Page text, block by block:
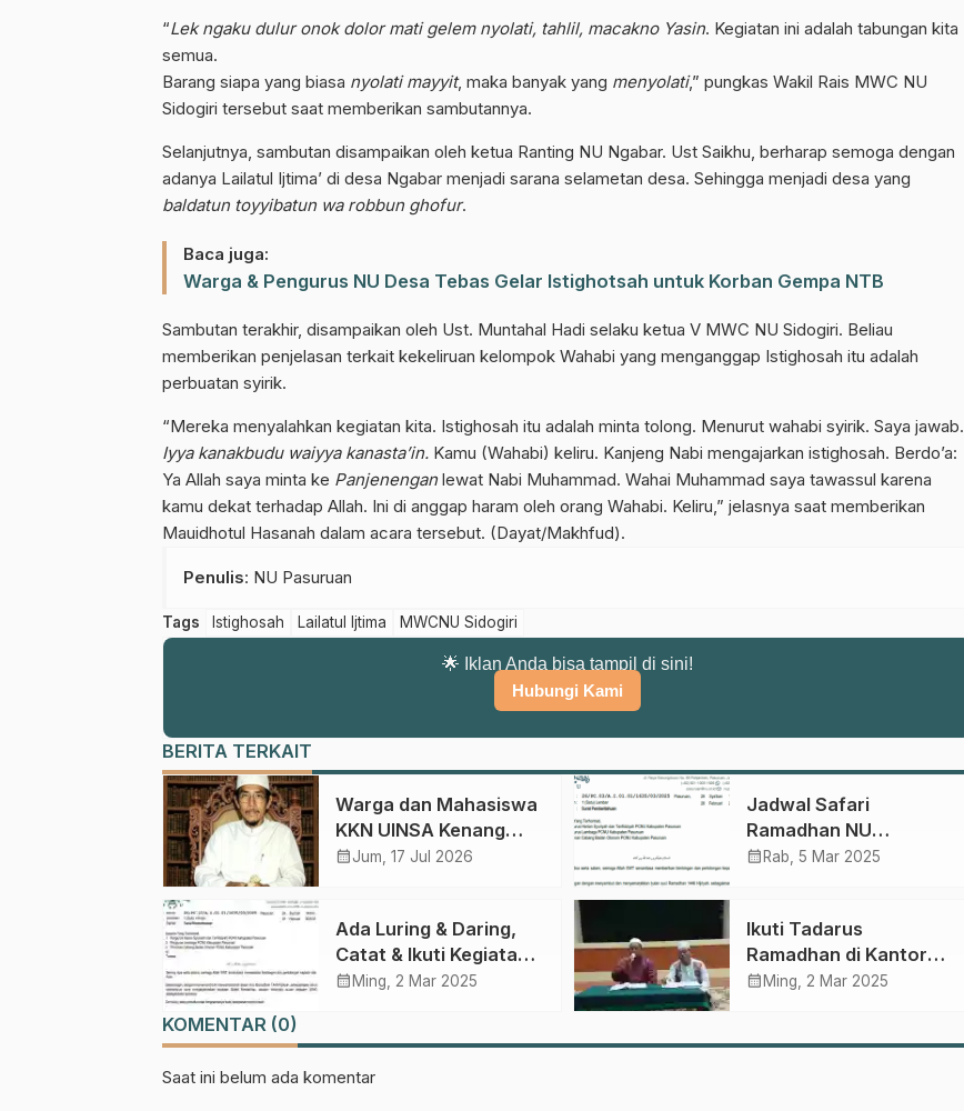
Gabung Channel WhatsApp NU Pasuruan
“Lek ngaku dulur onok dolor mati gelem nyolati, tahlil, macakno Yasin. Kegiatan ini adalah tabungan kita
semua.
Barang siapa yang biasa nyolati mayyit, maka banyak yang menyolati,” pungkas Wakil Rais MWC NU
Sidogiri tersebut saat memberikan sambutannya.
Selanjutnya, sambutan disampaikan oleh ketua Ranting NU Ngabar. Ust Saikhu, berharap semoga dengan
adanya Lailatul Ijtima’ di desa Ngabar menjadi sarana selametan desa. Sehingga menjadi desa yang
baldatun toyyibatun wa robbun ghofur.
Baca juga:
Warga & Pengurus NU Desa Tebas Gelar Istighotsah untuk Korban Gempa NTB
Sambutan terakhir, disampaikan oleh Ust. Muntahal Hadi selaku ketua V MWC NU Sidogiri. Beliau
memberikan penjelasan terkait kekeliruan kelompok Wahabi yang menganggap Istighosah itu adalah
perbuatan syirik.
“Mereka menyalahkan kegiatan kita. Istighosah itu adalah minta tolong. Menurut wahabi syirik. Saya jawab.
Iyya kanakbudu waiyya kanasta’in. Kamu (Wahabi) keliru. Kanjeng Nabi mengajarkan istighosah. Berdo’a:
Ya Allah saya minta ke Panjenenganlewat Nabi Muhammad. Wahai Muhammad saya tawassul karena
kamu dekat terhadap Allah. Ini di anggap haram oleh orang Wahabi. Keliru,” jelasnya saat memberikan
Mauidhotul Hasanah dalam acara tersebut. (Dayat/Makhfud).
Penulis: NU Pasuruan
Tags Istighosah Lailatul Ijtima MWCNU Sidogiri
🌟 Iklan Anda bisa tampil di sini!
Hubungi Kami
BERITA TERKAIT
Warga dan Mahasiswa
KKN UINSA Kenang
Jasa Ustadz Ahmad
Barat
calendar_monthJum, 17 Jul 2026
Jadwal Safari
Ramadhan NU
Pasuruan, Nahdliyin
calendar_month Rab, 5 Mar 2025
Ada Luring & Daring,
Catat & Ikuti Kegiatan
NU Pasuruan Selama
calendar_month Ming, 2 Mar 2025
Ikuti Tadarus
Ramadhan di Kantor
NU Pasuruan Bareng
calendar_month Ming, 2 Mar 2025
KOMENTAR (0)
Saat ini belum ada komentar